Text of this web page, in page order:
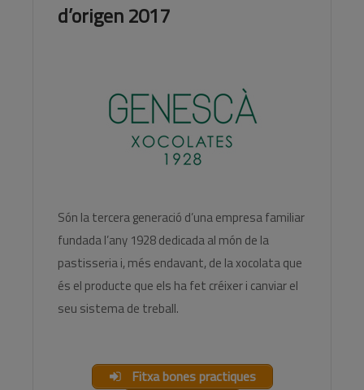
d’origen 2017
Són la tercera generació d’una empresa familiar
fundada l’any 1928 dedicada al món de la
pastisseria i, més endavant, de la xocolata que
és el producte que els ha fet créixer i canviar el
seu sistema de treball.
Fitxa bones practiques